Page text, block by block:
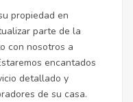
propiedad en
parte de la
con nosotros a
encantados
detallado y
de su casa.